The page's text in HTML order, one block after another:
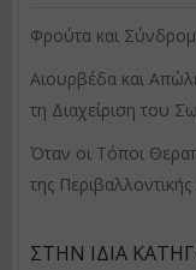
Φρούτα και
Αιουρβέδα και
τη Διαχείριση του
Όταν οι Τόποι
της
ΣΤΗΝ ΊΔΙΑ